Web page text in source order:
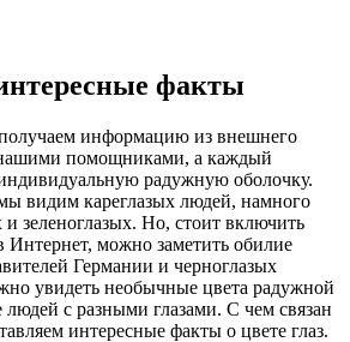
факты
информацию из внешнего
помощниками, а каждый
радужную оболочку.
видим кареглазых людей, намного
зеленоглазых. Но, стоит включить
Интернет, можно заметить обилие
Германии и черноглазых
увидеть необычные цвета радужной
с разными глазами. С чем связан
интересные факты о цвете глаз.